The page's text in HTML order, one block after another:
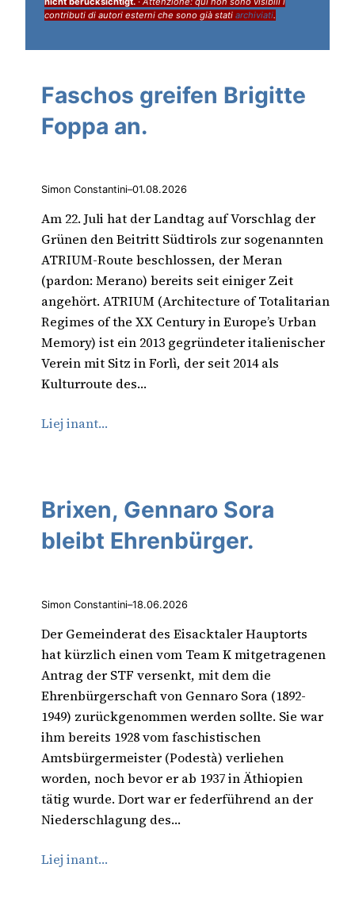
contributi di autori esterni che sono già stati archiviati.
Faschos greifen Brigitte
Foppa an.
Simon Constantini–01.08.2026
Am 22. Juli hat der Landtag auf Vorschlag der
Grünen den Beitritt Südtirols zur sogenannten
ATRIUM-Route beschlossen, der Meran
(pardon: Merano) bereits seit einiger Zeit
angehört. ATRIUM (Architecture of Totalitarian
Regimes of the XX Century in Europe’s Urban
Memory) ist ein 2013 gegründeter italienischer
Verein mit Sitz in Forlì, der seit 2014 als
Kulturroute des…
Liej inant…
Brixen, Gennaro Sora
bleibt Ehrenbürger.
Simon Constantini–18.06.2026
Der Gemeinderat des Eisacktaler Hauptorts
hat kürzlich einen vom Team K mitgetragenen
Antrag der STF versenkt, mit dem die
Ehrenbürgerschaft von Gennaro Sora (1892-
1949) zurückgenommen werden sollte. Sie war
ihm bereits 1928 vom faschistischen
Amtsbürgermeister (Podestà) verliehen
worden, noch bevor er ab 1937 in Äthiopien
tätig wurde. Dort war er federführend an der
Niederschlagung des…
Liej inant…